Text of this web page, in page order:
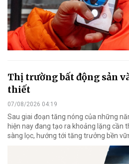
Thị trường bất động sản
thiết
07/08/2026 04:19
Sau giai đoạn tăng nóng của những
hiện nay đang tạo ra khoảng lặng cần
sàng lọc, hướng tới tăng trưởng bền